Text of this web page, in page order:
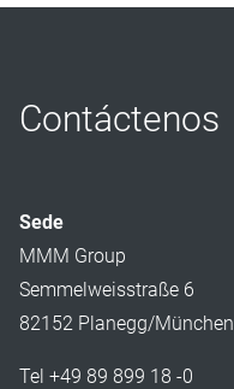
Contáctenos
Sede
MMM Group
Semmelweisstraße 6
82152 Planegg/München
Tel +49 89 899 18 -0